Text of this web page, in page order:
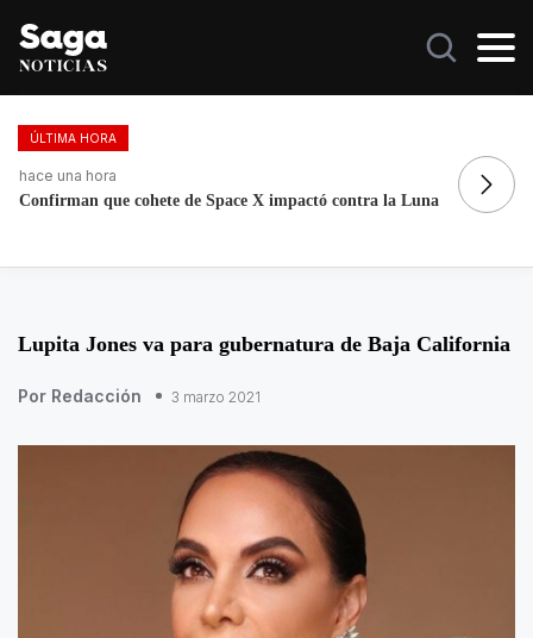
ÚLTIMA HORA
hace 3 horas
Volcadura de pipa de gas en colonia Buena Vista, sin
Lupita Jones va para gubernatura de Baja California
Por Redacción 3 marzo 2021